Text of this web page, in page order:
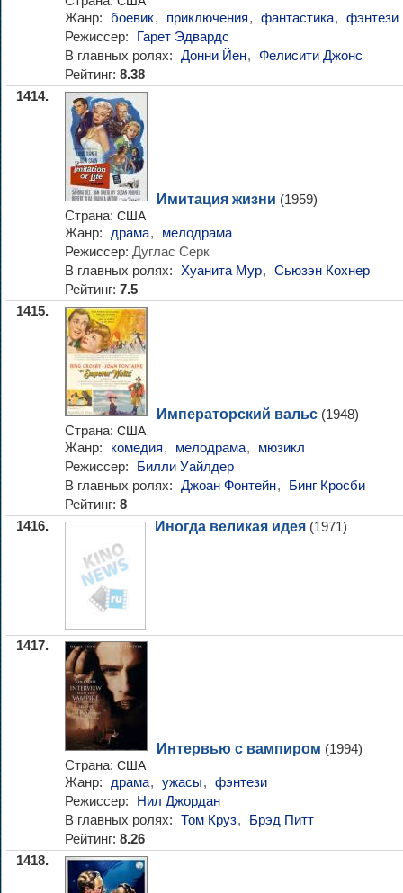
Жанр: боевик, приключения, фантастика, фэнтези
Режиссер:
Гарет Эдвардс
В главных ролях: Донни Йен, Фелисити Джонс
Рейтинг: 8.38
1414.
Имитация жизни (1959)
Страна: США
Жанр: драма,
мелодрама
Режиссер: Дуглас Серк
В главных ролях: Хуанита Мур, Сьюзэн Кохнер
Рейтинг: 7.5
1415.
Императорский вальс (1948)
Страна: США
Жанр: комедия, мелодрама,
мюзикл
Режиссер:
Билли Уайлдер
В главных ролях: Джоан Фонтейн,
Бинг Кросби
Рейтинг: 8
1416.
Иногда великая идея (1971)
1417.
Интервью с вампиром (1994)
Страна: США
Жанр: драма, ужасы, фэнтези
Режиссер:
Нил Джордан
В главных ролях: Том Круз,
Брэд Питт
Рейтинг: 8.26
1418.